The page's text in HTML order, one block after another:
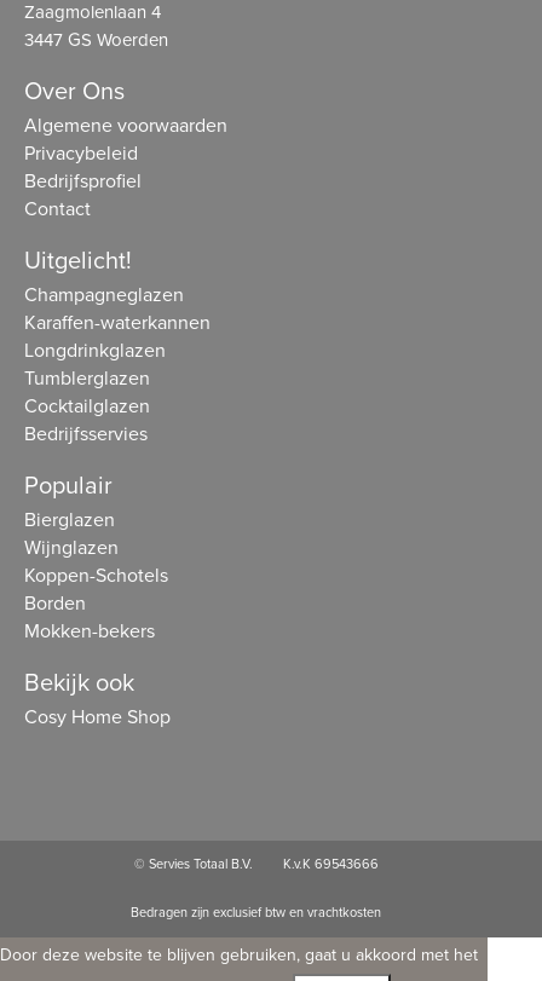
Zaagmolenlaan 4
3447 GS Woerden
Over Ons
Algemene voorwaarden
Privacybeleid
Bedrijfsprofiel
Contact
Uitgelicht!
Champagneglazen
Karaffen-waterkannen
Longdrinkglazen
Tumblerglazen
Cocktailglazen
Bedrijfsservies
Populair
Bierglazen
Wijnglazen
Koppen-Schotels
Borden
Mokken-bekers
Bekijk ook
Cosy Home Shop
© Servies Totaal B.V. K.v.K 69543666
Bedragen zijn exclusief btw en vrachtkosten
Door deze website te blijven gebruiken, gaat u akkoord met het